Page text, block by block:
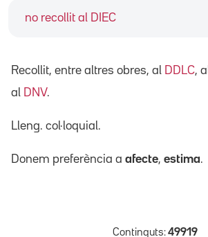
no recollit al DIEC
Recollit, entre altres obres, al DDLC, al
al
DNV.
Lleng. col·loquial.
Donem preferència a afecte, estima.
Continguts: 49919